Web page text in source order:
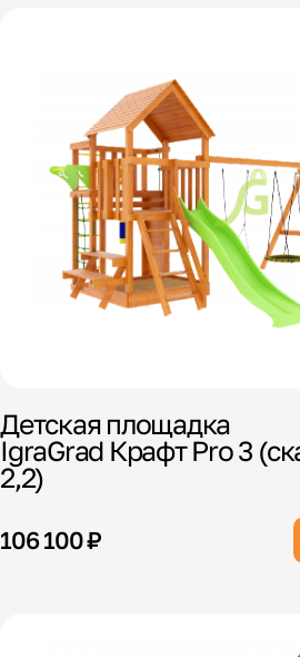
Детская площадка
IgraGrad Крафт Pro 3
2,2)
106 100 ₽